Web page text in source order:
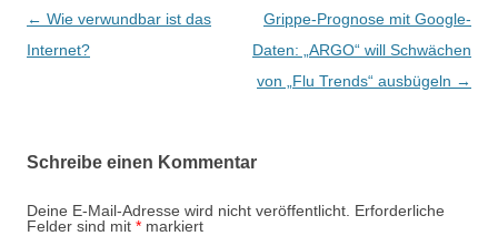
Beitragsnavigation
← Wie verwundbar ist das
Internet?
Grippe-Prognose mit Google-
Daten: „ARGO“ will Schwächen
von „Flu Trends“ ausbügeln →
Schreibe einen Kommentar
Deine E-Mail-Adresse wird nicht veröffentlicht. Erforderliche
Felder sind mit * markiert